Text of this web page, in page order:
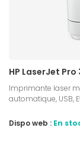
HP LaserJet
Imprimante laser
automatique, USB,
Dispo web : En